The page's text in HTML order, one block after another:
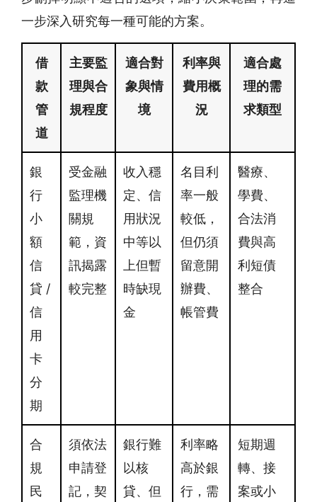
一步深入研究每一種可能的方案。
借
款
管
道
主要監
理與合
規程度
適合對
象與情
境
利率與
費用概
況
適合處
理的需
求類型
銀
行
小
額
信
貸 /
信
用
卡
分
期
受金融
監理機
關規
範，資
訊揭露
較完整
收入穩
定、信
用狀況
中等以
上但暫
時缺現
金
名目利
率一般
較低，
但仍須
留意開
辦費、
帳管費
醫療、
學費、
合法消
費與高
利短債
整合
合
規
民
須依法
申請登
記，契
銀行難
以核
貸、但
利率略
高於銀
行，需
短期週
轉、接
案或小